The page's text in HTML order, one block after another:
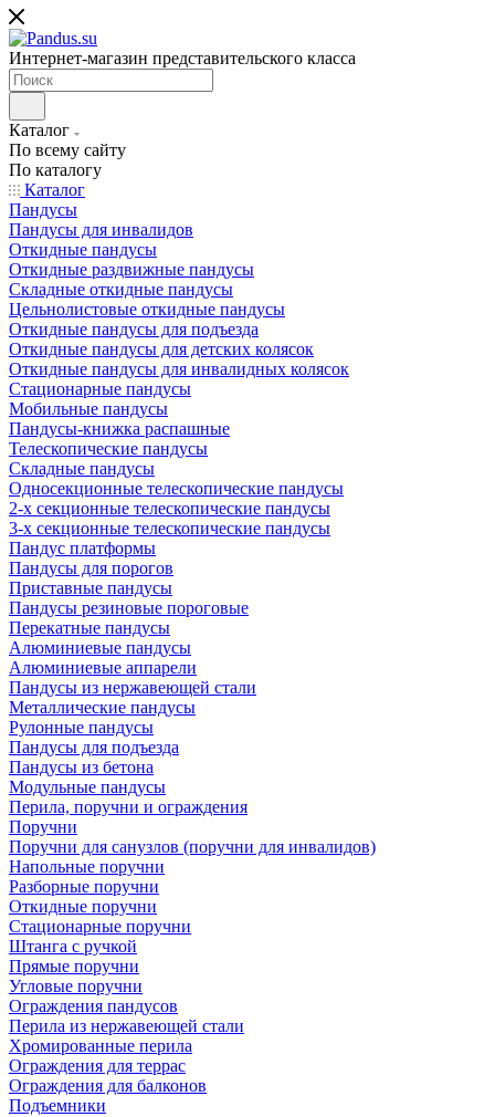
Интернет-магазин представительского класса
Каталог
По всему сайту
По каталогу
Каталог
Пандусы
Пандусы для инвалидов
Откидные пандусы
Откидные раздвижные пандусы
Складные откидные пандусы
Цельнолистовые откидные пандусы
Откидные пандусы для подъезда
Откидные пандусы для детских колясок
Откидные пандусы для инвалидных колясок
Стационарные пандусы
Мобильные пандусы
Пандусы-книжка распашные
Телескопические пандусы
Складные пандусы
Односекционные телескопические пандусы
2-х секционные телескопические пандусы
3-х секционные телескопические пандусы
Пандус платформы
Пандусы для порогов
Приставные пандусы
Пандусы резиновые пороговые
Перекатные пандусы
Алюминиевые пандусы
Алюминиевые аппарели
Пандусы из нержавеющей стали
Металлические пандусы
Рулонные пандусы
Пандусы для подъезда
Пандусы из бетона
Модульные пандусы
Перила, поручни и ограждения
Поручни
Поручни для санузлов (поручни для инвалидов)
Напольные поручни
Разборные поручни
Откидные поручни
Стационарные поручни
Штанга с ручкой
Прямые поручни
Угловые поручни
Ограждения пандусов
Перила из нержавеющей стали
Хромированные перила
Ограждения для террас
Ограждения для балконов
Подъемники